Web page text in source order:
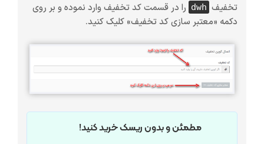
تخفیف dwh را در قسمت کد تخفیف وارد نموده و بر روی
دکمه «معتبر سازی کد تخفیف» کلیک کنید.
مطمئن و بدون ریسک خرید کنید!